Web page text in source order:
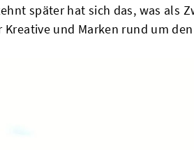
später hat sich das, was
und Marken rund um